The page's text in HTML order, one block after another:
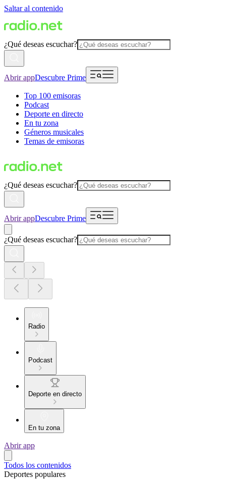
Saltar al contenido
¿Qué deseas escuchar?
Abrir appDescubre Prime
Top 100 emisoras
Podcast
Deporte en directo
En tu zona
Géneros musicales
Temas de emisoras
¿Qué deseas escuchar?
Abrir appDescubre Prime
¿Qué deseas escuchar?
Radio
Podcast
Deporte en directo
En tu zona
Abrir app
Todos los contenidos
Deportes populares